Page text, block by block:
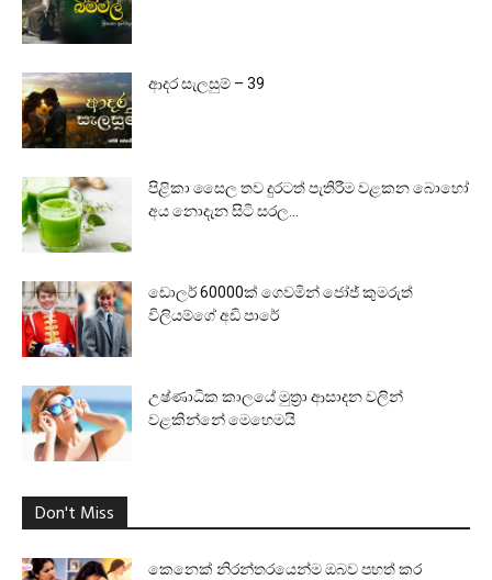
ආදර සැලසුම් – 39
පිළිකා සෛල තව දුරටත් පැතිරීම වළකන බොහෝ
අය නොදැන සිටි සරල...
ඩොලර් 60000ක් ගෙවමින් ජෝජ් කුමරුත්
විලියම්ගේ අඩි පාරේ
උෂ්ණාධික කාලයේ මුත්‍රා ආසාදන වලින්
වළකින්නේ මෙහෙමයි
Don't Miss
කෙනෙක් නිරන්තරයෙන්ම ඔබව පහත් කර